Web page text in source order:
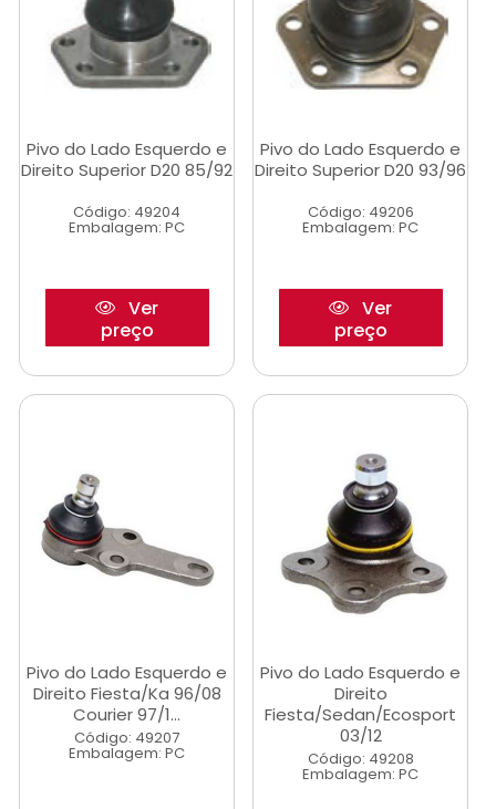
Pivo do Lado Esquerdo e
Direito Superior D20 85/92
Código: 49204
Embalagem: PC
Ver
preço
Pivo do Lado Esquerdo e
Direito Superior D20 93/96
Código: 49206
Embalagem: PC
Ver
preço
Pivo do Lado Esquerdo e
Direito Fiesta/Ka 96/08
Courier 97/1...
Código: 49207
Embalagem: PC
Pivo do Lado Esquerdo e
Direito
Fiesta/Sedan/Ecosport
03/12
Código: 49208
Embalagem: PC